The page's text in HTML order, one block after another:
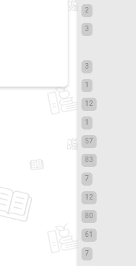
2
3
3
1
12
1
57
83
7
12
80
61
7